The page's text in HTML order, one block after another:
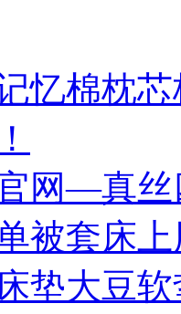
忆棉枕
网—真丝
被套床
垫大豆